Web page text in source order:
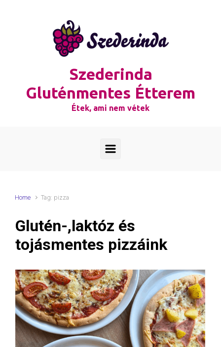
Szederinda
Gluténmentes Étterem
Étek, ami nem vétek
Home Tag: pizza
Glutén-,laktóz és
tojásmentes pizzáink